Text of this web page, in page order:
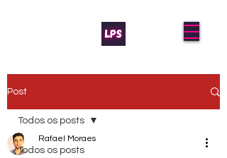
Post
Todos os posts
Todos os posts
Rafael Moraes